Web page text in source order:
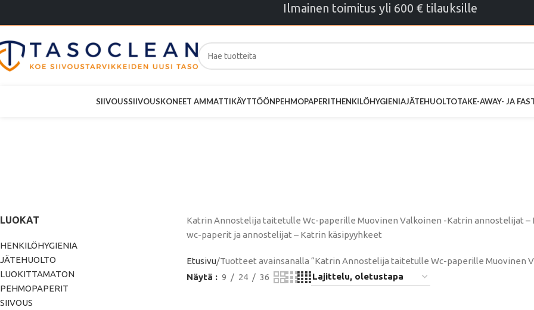
Ilmainen toimitus yli 600 € tilauksille
SIIVOUSSIIVOUSKONEET AMMATTIKÄYTTÖÖNPEHMOPAPERITHENKILÖHYGIENIAJÄTEHUOLTOTAKE-AWAY- JA
LUOKAT
HENKILÖHYGIENIA
JÄTEHUOLTO
LUOKITTAMATON
PEHMOPAPERIT
SIIVOUS
Katrin Annostelija taitetulle Wc-paperille Muovinen Valkoinen -Katrin annostelijat
wc-paperit ja annostelijat – Katrin käsipyyhkeet
Etusivu Tuotteet avainsanalla “Katrin Annostelija taitetulle Wc-paperille Muovinen
Näytä
9 24 36